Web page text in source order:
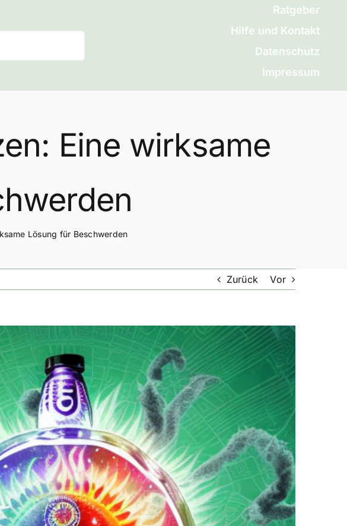
Ratgeber
Hilfe und Kontakt
Datenschutz
Impressum
Eine wirksame
Lösung für Beschwerden
Zurück Vor